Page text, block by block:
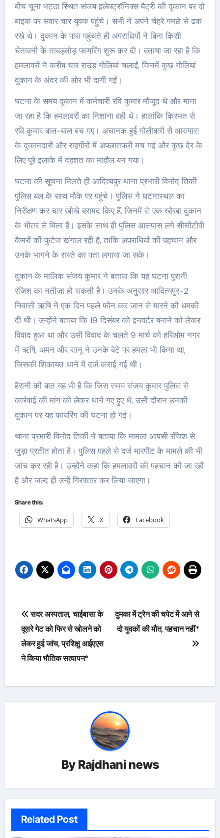
बीच चूना भट्ठा स्थित संजय इलेक्ट्रॉनिक्स बैट्री की दुकान पर दो
बाइक पर सवार चार युवक पहुंचे। सभी ने अपने चेहरे गमछे से ढक
रखे थे। दुकान के पास पहुंचते ही अपराधियों ने बिना किसी
चेतावनी के ताबड़तोड़ फायरिंग शुरू कर दी। बताया जा रहा है कि
हमलावरों ने करीब चार राउंड गोलियां चलाईं, जिनमें कुछ गोलियां
दुकान के अंदर की ओर भी दागी गईं।
घटना के समय दुकान में कर्मचारी रवि कुमार मौजूद थे और माना
जा रहा है कि हमलावरों का निशाना वही थे। हालांकि किस्मत से
रवि कुमार बाल-बाल बच गए। अचानक हुई गोलीबारी से आसपास
के दुकानदारों और राहगीरों में अफरातफरी मच गई और कुछ देर के
लिए पूरे इलाके में दहशत का माहौल बन गया।
घटना की सूचना मिलते ही आदित्यपुर थाना प्रभारी विनोद तिर्की
पुलिस बल के साथ मौके पर पहुंचे। पुलिस ने घटनास्थल का
निरीक्षण कर चार खोखे बरामद किए हैं, जिनमें से एक खोखा दुकान
के भीतर से मिला है। इसके साथ ही पुलिस आसपास लगे सीसीटीवी
कैमरों की फुटेज खंगाल रही है, ताकि अपराधियों की पहचान और
उनके भागने के रास्ते का पता लगाया जा सके।
दुकान के मालिक संजय कुमार ने बताया कि यह घटना पुरानी
रंजिश का नतीजा हो सकती है। उनके अनुसार आदित्यपुर-2
निवासी ऋषि ने एक दिन पहले फोन कर जान से मारने की धमकी
दी थी। उन्होंने बताया कि 19 दिसंबर को इनवर्टर बनाने को लेकर
विवाद हुआ था और उसी विवाद के चलते 9 मार्च को हरिओम नगर
में ऋषि, अमन और सानू ने उनके बेटे पर हमला भी किया था,
जिसकी शिकायत थाने में दर्ज कराई गई थी।
हैरानी की बात यह भी है कि जिस समय संजय कुमार पुलिस से
कार्रवाई की मांग को लेकर थाने गए हुए थे, उसी दौरान उनकी
दुकान पर यह फायरिंग की घटना हो गई।
थाना प्रभारी विनोद तिर्की ने बताया कि मामला आपसी रंजिश से
जुड़ा प्रतीत होता है। पुलिस पहले से दर्ज मारपीट के मामले की भी
जांच कर रही है। उन्होंने कहा कि हमलावरों की पहचान की जा रही
है और जल्द ही उन्हें गिरफ्तार कर लिया जाएगा।
Share this:
WhatsApp X Facebook
Post
navigation
सदर अस्पताल, चाईबासा के
दूसरे गेट को फिर से खोलने को
लेकर हुई जांच, प्रशिक्षु आईएएस
ने किया भौतिक सत्यापन*
दुमका में ट्रेन की चपेट में आने से
दो युवकों की मौत, पहचान नहीं*
By Rajdhani news
Related Post